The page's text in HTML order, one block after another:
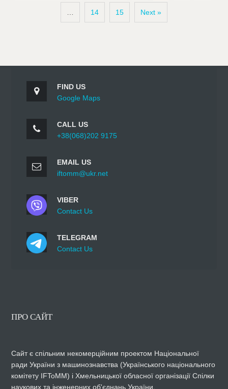
… 14 15 Next »
FIND US
Google Maps
CALL US
+38(068)202 9175
EMAIL US
iftomm@ukr.net
VIBER
Contact Us
TELEGRAM
Contact Us
ПРО САЙТ
Сайт є спільним некомерційним проектом Національної
ради України з машинознавства (Українського національного
комітету IFToMM) і Хмельницької обласної організації Спілки
наукових та інженерних об'єднань України.